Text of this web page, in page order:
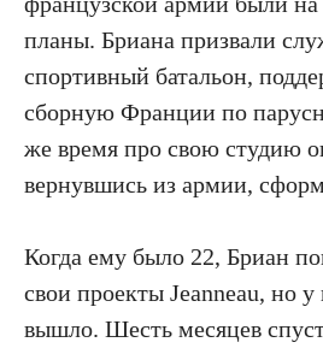
планы. Бриана призвали
спортивный батальон,
сборную Франции по
же время про свою студию
вернувшись из армии,
Когда ему было 22, Бриан
свои проекты Jeanneau, но у
вышло. Шесть месяцев